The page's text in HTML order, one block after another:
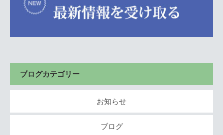
ブログカテゴリー
お知らせ
ブログ